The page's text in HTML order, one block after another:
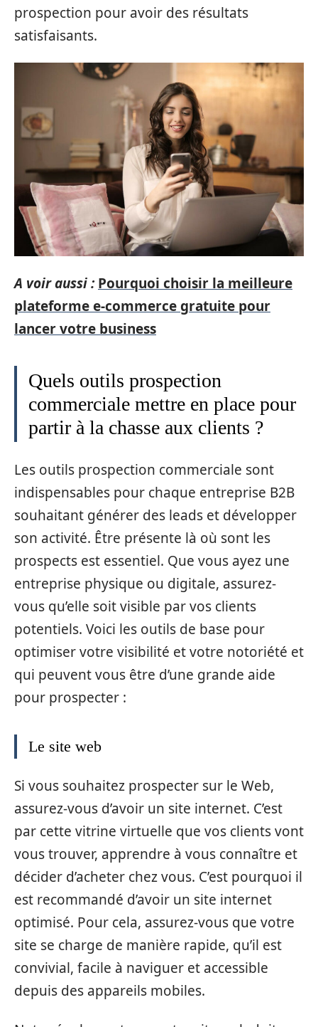
prospection pour avoir des résultats
satisfaisants.
A voir aussi : Pourquoi choisir la meilleure
plateforme e-commerce gratuite pour
lancer votre business
Quels outils prospection
commerciale mettre en place pour
partir à la chasse aux clients ?
Les outils prospection commerciale sont
indispensables pour chaque entreprise B2B
souhaitant générer des leads et développer
son activité. Être présente là où sont les
prospects est essentiel. Que vous ayez une
entreprise physique ou digitale, assurez-
vous qu’elle soit visible par vos clients
potentiels. Voici les outils de base pour
optimiser votre visibilité et votre notoriété et
qui peuvent vous être d’une grande aide
pour prospecter :
Le site web
Si vous souhaitez prospecter sur le Web,
assurez-vous d’avoir un site internet. C’est
par cette vitrine virtuelle que vos clients vont
vous trouver, apprendre à vous connaître et
décider d’acheter chez vous. C’est pourquoi il
est recommandé d’avoir un site internet
optimisé. Pour cela, assurez-vous que votre
site se charge de manière rapide, qu’il est
convivial, facile à naviguer et accessible
depuis des appareils mobiles.